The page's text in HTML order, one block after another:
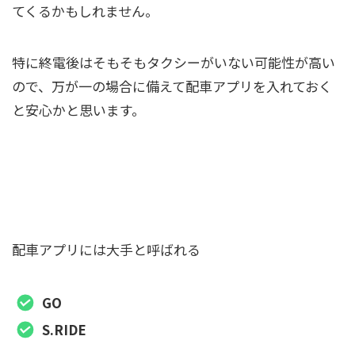
てくるかもしれません。
特に終電後はそもそもタクシーがいない可能性が高い
ので、万が一の場合に備えて配車アプリを入れておく
と安心かと思います。
配車アプリには大手と呼ばれる
GO
S.RIDE